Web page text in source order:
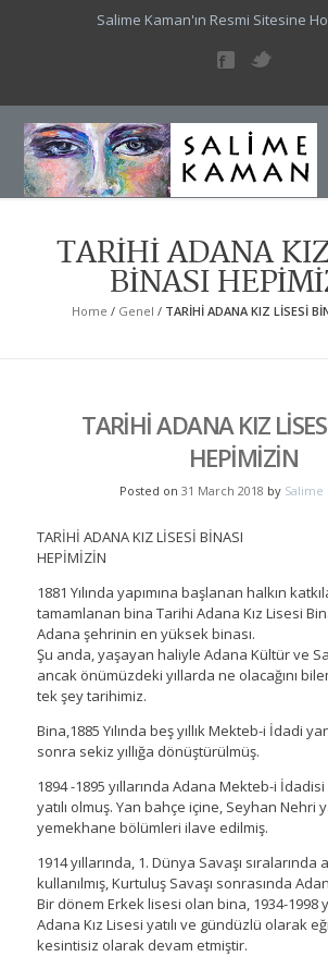
Salime Kaman'ın Resmi Sitesine
TARİHİ ADANA
BİNASI
Home / Genel / TARİHİ ADANA KIZ LİSESİ
TARİHİ ADANA KIZ
HEPİMİZİN
Posted on 31 March 2018 by Salime
TARİHİ ADANA KIZ LİSESİ BİNASI
HEPİMİZİN
1881 Yılında yapımına başlanan halkın
tamamlanan bina Tarihi Adana Kız Lisesi
Adana şehrinin en yüksek binası.
Şu anda, yaşayan haliyle Adana Kültür ve
ancak önümüzdeki yıllarda ne olacağını
tek şey tarihimiz.
Bina,1885 Yılında beş yıllık Mekteb-i İdadi
sonra sekiz yıllığa dönüştürülmüş.
1894 -1895 yıllarında Adana Mekteb-i
yatılı olmuş. Yan bahçe içine, Seyhan Nehri
yemekhane bölümleri ilave edilmiş.
1914 yıllarında, 1. Dünya Savaşı
kullanılmış, Kurtuluş Savaşı sonrasında
Bir dönem Erkek lisesi olan bina, 1934-1998
Adana Kız Lisesi yatılı ve gündüzlü olarak
kesintisiz olarak devam etmiştir.